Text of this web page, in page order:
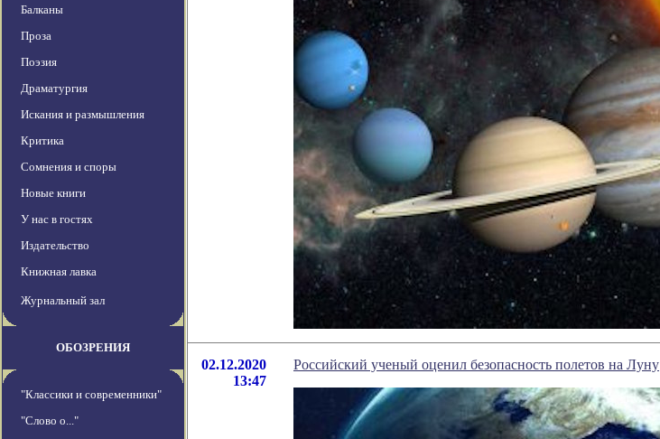
Балканы
Проза
Поэзия
Драматургия
Искания и размышления
Критика
Сомнения и споры
Новые книги
У нас в гостях
Издательство
Книжная лавка
Журнальный зал
ОБОЗРЕНИЯ
"Классики и современники"
"Слово о..."
02.12.2020
13:47
Российский ученый оценил безопасность полетов на Луну